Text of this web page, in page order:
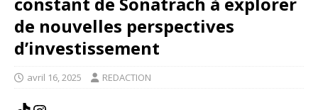
de nouvelles perspectives
d’investissement
avril 16, 2025 REDACTION